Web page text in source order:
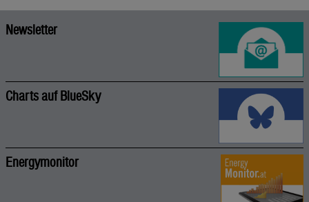
Newsletter
Charts auf BlueSky
Energymonitor